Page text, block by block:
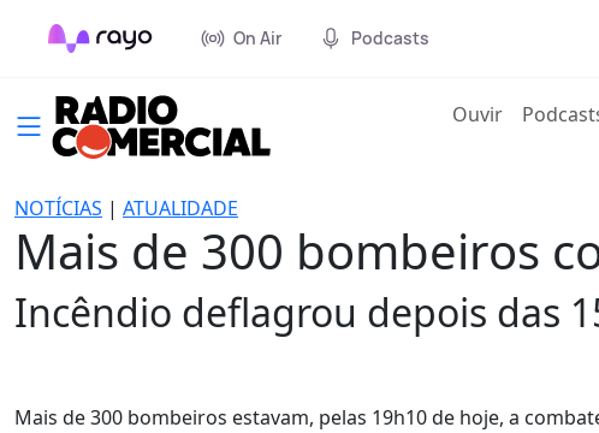
On Air Podcasts
Ouvir(current)
NOTÍCIAS | ATUALIDADE
Mais de 300 bombeiros
Incêndio deflagrou depois das
Mais de 300 bombeiros estavam, pelas 19h10 de hoje, a